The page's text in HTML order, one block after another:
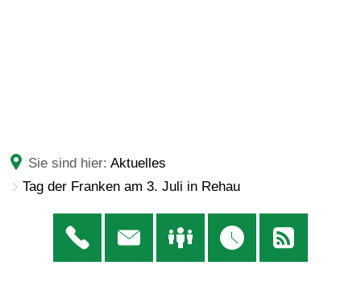
Sie sind hier: Aktuelles
Tag der Franken am 3. Juli in Rehau